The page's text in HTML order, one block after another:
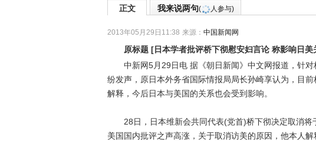
正文 我来说两句( 人参与)
2013年05月29日11:38 来源： 中国新闻网
原标题 [日本学者批评桥下彻慰安妇言论 称影响日美
中新网5月29日电 据《朝日新闻》中文网报道，针对
纷发声，原日本外务省国际情报局局长孙崎享认为，目
解释，今后日本与美国的关系也会受到影响。
28日，日本维新会共同代表(党首)桥下彻决定取消将
美国国内批评之声高涨，关于取消访美的原因，他本人